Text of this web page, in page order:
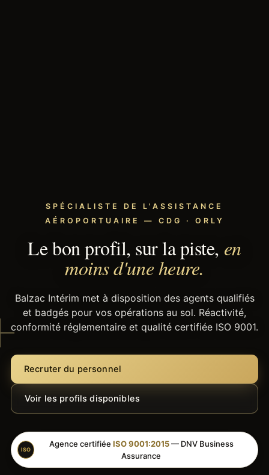
SPÉCIALISTE DE L'ASSISTANCE
AÉROPORTUAIRE — CDG · ORLY
Le bon profil, sur la piste, en
moins d'une heure.
Balzac Intérim met à disposition des agents qualifiés
et badgés pour vos opérations au sol. Réactivité,
conformité réglementaire et qualité certifiée ISO 9001.
Recruter du personnel
Voir les profils disponibles
ISO
Agence certifiée ISO 9001:2015— DNV Business
Assurance